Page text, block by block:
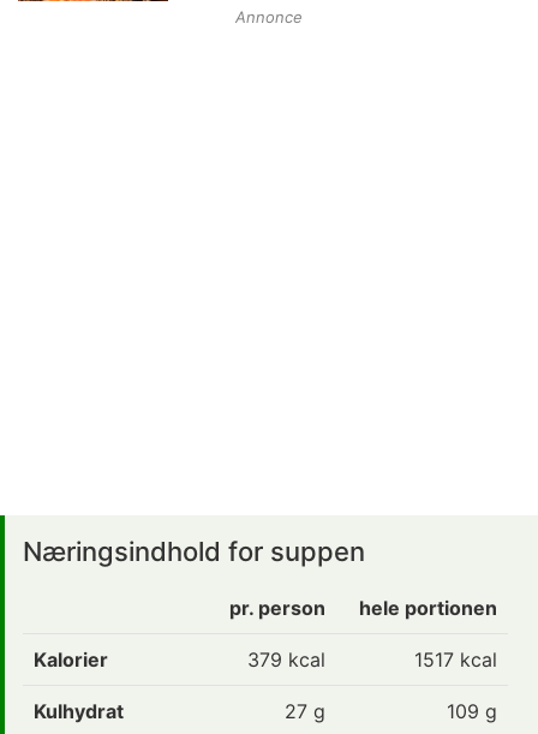
Annonce
Næringsindhold for suppen
pr. person hele portionen
Kalorier 379 kcal 1517 kcal
Kulhydrat 27 g 109 g